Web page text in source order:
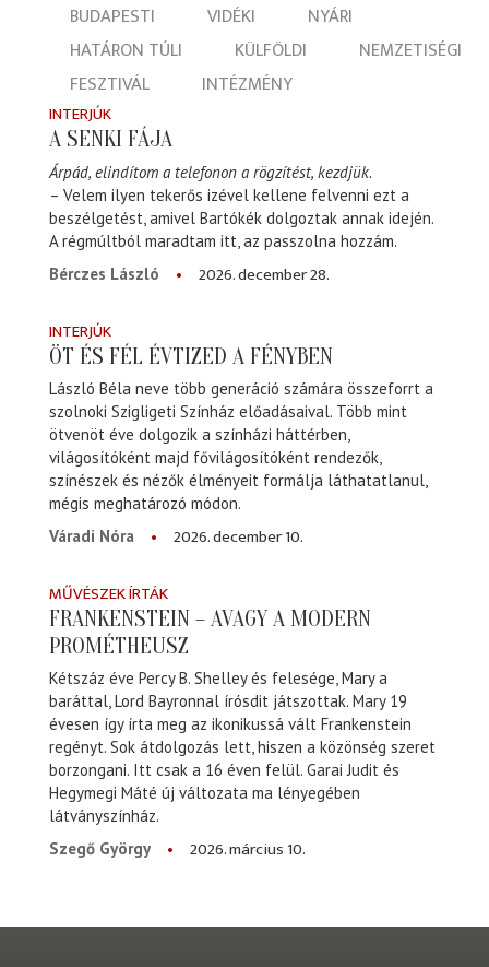
BUDAPESTI VIDÉKI
NYÁRI
HATÁRON TÚLI
KÜLFÖLDI
NEMZETISÉGI
FESZTIVÁL
INTÉZMÉNY
INTERJÚK
A SENKI FÁJA
Árpád, elindítom a telefonon a rögzítést, kezdjük.
– Velem ilyen tekerős izével kellene felvenni ezt a
beszélgetést, amivel Bartókék dolgoztak annak idején.
A régmúltból maradtam itt, az passzolna hozzám.
Bérczes László
2026. december 28.
INTERJÚK
ÖT ÉS FÉL ÉVTIZED A FÉNYBEN
László Béla neve több generáció számára összeforrt a
szolnoki Szigligeti Színház előadásaival. Több mint
ötvenöt éve dolgozik a színházi háttérben,
világosítóként majd fővilágosítóként rendezők,
színészek és nézők élményeit formálja láthatatlanul,
mégis meghatározó módon.
Váradi Nóra
2026. december 10.
MŰVÉSZEK ÍRTÁK
FRANKENSTEIN – AVAGY A MODERN
PROMÉTHEUSZ
Kétszáz éve Percy B. Shelley és felesége, Mary a
baráttal, Lord Bayronnal írósdit játszottak. Mary 19
évesen így írta meg az ikonikussá vált Frankenstein
regényt. Sok átdolgozás lett, hiszen a közönség szeret
borzongani. Itt csak a 16 éven felül. Garai Judit és
Hegymegi Máté új változata ma lényegében
látványszínház.
Szegő György
2026. március 10.